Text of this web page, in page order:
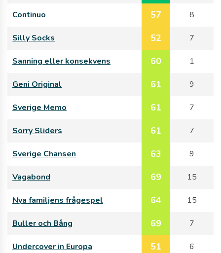
Continuo 57 8
Silly Socks 52 7
Sanning eller konsekvens 60 1
Geni Original 61 9
Sverige Memo 61 7
Sorry Sliders 61 7
Sverige Chansen 63 9
Vagabond 69 15
Nya familjens frågespel 64 15
Buller och Bång 69 7
Undercover in Europa 51 6